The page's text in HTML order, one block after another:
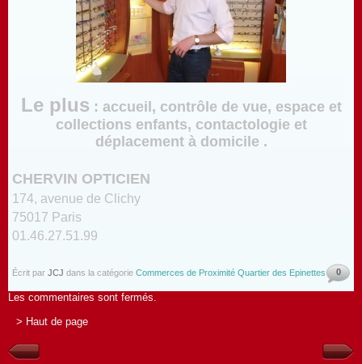
Le plus : accueil, contrôle de vue, espace et
collections enfants, contactologie et
déplacement à domicile .
CHERVIN OPTICIEN
174, avenue de Clichy
75017 Paris
01.46.27.51.99
Écrit par JCJ dans la catégorie Commerces de Proximité Quartier des Epinettes 0
Les commentaires sont fermés.
> Haut de page